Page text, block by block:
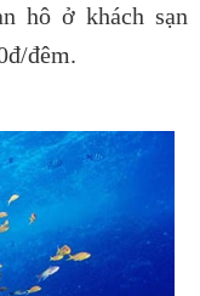
hô ở khách sạn
đêm.